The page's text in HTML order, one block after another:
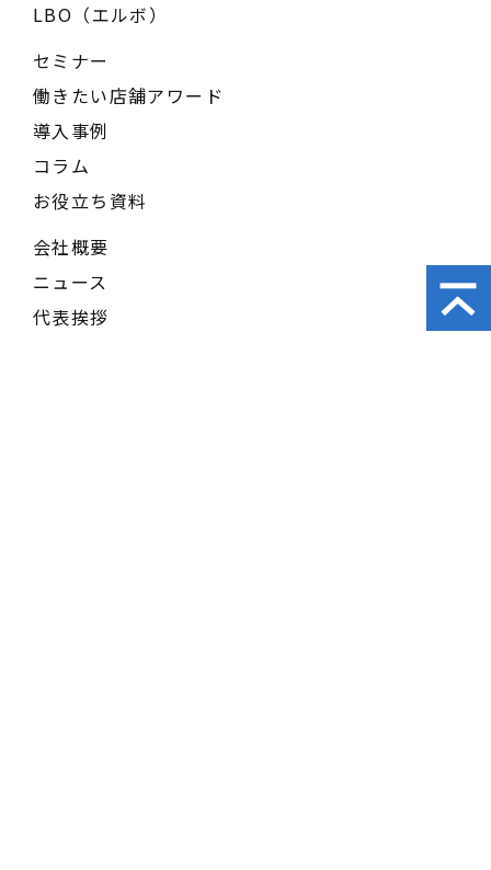
LBO（エルボ）
セミナー
働きたい店舗アワード
導入事例
コラム
お役立ち資料
会社概要
ニュース
代表挨拶